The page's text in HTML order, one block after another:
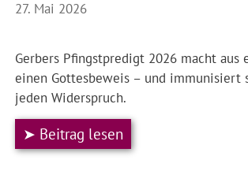
27. Mai 2026
Gerbers Pfingstpredigt 2026 macht aus
einen Gottesbeweis – und immunisiert
jeden Widerspruch.
➤ Beitrag lesen